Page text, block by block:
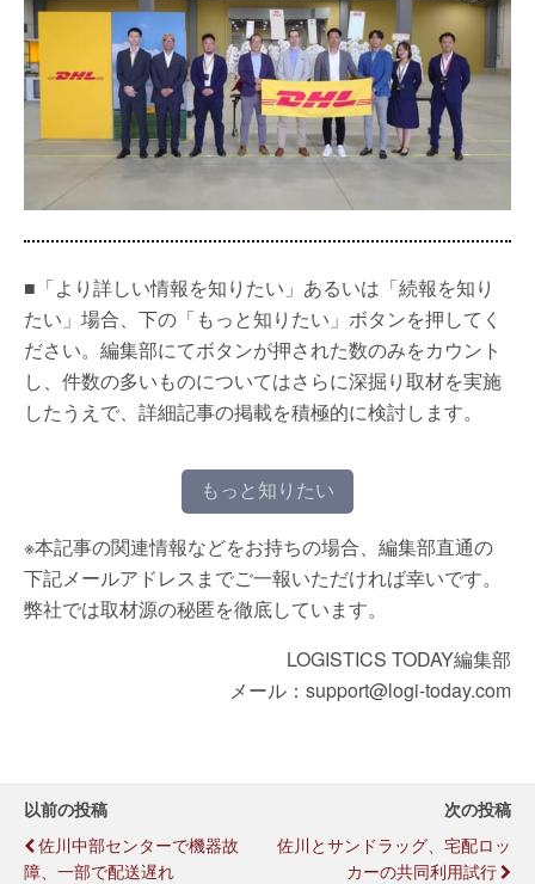
■「より詳しい情報を知りたい」あるいは「続報を知り
たい」場合、下の「もっと知りたい」ボタンを押してく
ださい。編集部にてボタンが押された数のみをカウント
し、件数の多いものについてはさらに深掘り取材を実施
したうえで、詳細記事の掲載を積極的に検討します。
もっと知りたい
※本記事の関連情報などをお持ちの場合、編集部直通の
下記メールアドレスまでご一報いただければ幸いです。
弊社では取材源の秘匿を徹底しています。
LOGISTICS TODAY編集部
メール：support@logi-today.com
以前の投稿
佐川中部センターで機器故
障、一部で配送遅れ
次の投稿
佐川とサンドラッグ、宅配ロッ
カーの共同利用試行